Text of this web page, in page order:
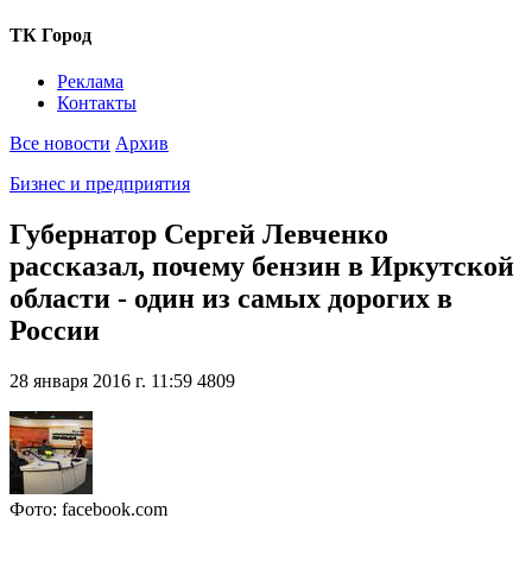
ТК Город
Реклама
Контакты
Все новости Архив
Бизнес и предприятия
Губернатор Сергей Левченко
рассказал, почему бензин в Иркутской
области - один из самых дорогих в
России
28 января 2016 г. 11:59 4809
Фото: facebook.com